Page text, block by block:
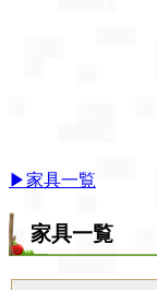
▶家具一覧
家具一覧